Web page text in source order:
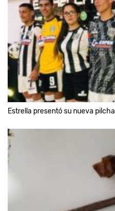
Estrella presentó su nueva pilcha